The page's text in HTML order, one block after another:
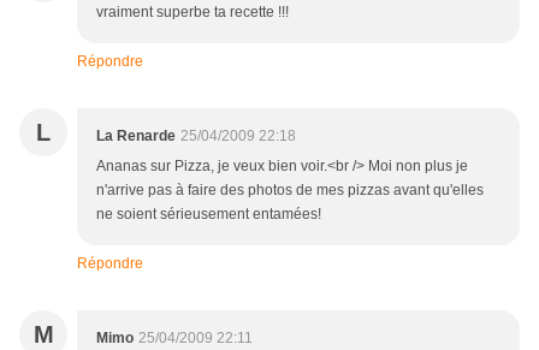
vraiment superbe ta recette !!!
Répondre
L La Renarde 25/04/2009 22:18
Ananas sur Pizza, je veux bien voir.<br /> Moi non plus je
n'arrive pas à faire des photos de mes pizzas avant qu'elles
ne soient sérieusement entamées!
Répondre
M Mimo 25/04/2009 22:11